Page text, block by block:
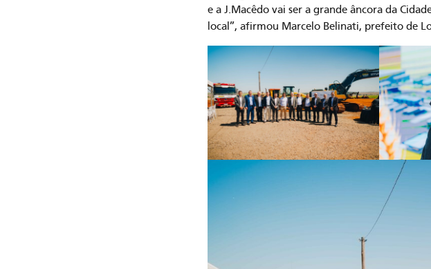
e a J.Macêdo vai ser a grande âncora da
local”, afirmou Marcelo Belinati, prefeito de